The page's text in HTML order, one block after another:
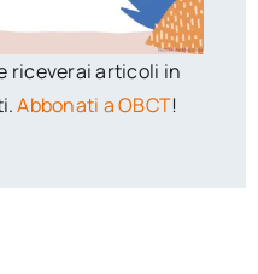
riceverai articoli in
Abbonati a OBCT!